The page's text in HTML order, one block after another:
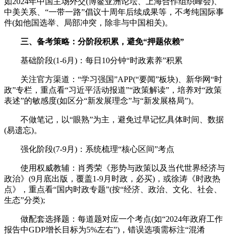
中美关系、“一带一路”倡议十周年后续成果等，不考纯国际事
件(如他国选举、局部冲突，除非与中国相关)。
三、备考策略：分阶段积累，避免“押题依赖”
基础阶段(1-6月)：每日10分钟“时政素养”积累
关注官方渠道：“学习强国”APP(“要闻”板块)、新华网“时
政”专栏，重点看“习近平活动报道”“政策解读”，培养对“政策
表述”的敏感度(如区分“新发展理念”与“新发展格局”)。
不做笔记，以“眼熟”为主，避免过早记忆具体时间、数据
(易遗忘)。
强化阶段(7-9月)：系统梳理“核心区间”考点
使用权威教辅：肖秀荣《形势与政策以及当代世界经济与
政治》(9月底出版，覆盖1-9月时政，必买)，或徐涛《时政热
点》，重点看“国内时政专题”(按“经济、政治、文化、社会、
生态”分类);
做配套选择题：每道题对应一个考点(如“2024年政府工作
报告中GDP增长目标为5%左右”)，错误选项需标注“混淆